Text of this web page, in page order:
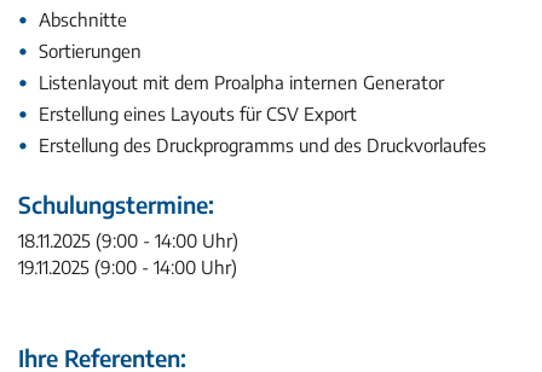
Abschnitte
Sortierungen
Listenlayout mit dem Proalpha internen Generator
Erstellung eines Layouts für CSV Export
Erstellung des Druckprogramms und des Druckvorlaufes
Schulungs­termine:
18.11.2025 (9:00 - 14:00 Uhr)
19.11.2025 (9:00 - 14:00 Uhr)
Ihre Referenten: